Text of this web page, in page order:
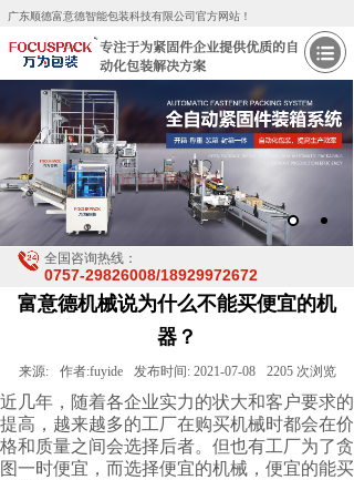
广东顺德富意德智能包装科技有限公司官方网站！
专注于为紧固件企业提供优质的自
动化包装解决方案
全国咨询热线：
0757-29826008/18929972672
富意德机械说为什么不能买便宜的机
器？
来源: 作者:fuyide 发布时间: 2021-07-08 2205 次浏览
近几年，随着各企业实力的状大和客户要求的
提高，越来越多的工厂在购买机械时都会在价
格和质量之间会选择后者。但也有工厂为了贪
图一时便宜，而选择便宜的机械，便宜的能买